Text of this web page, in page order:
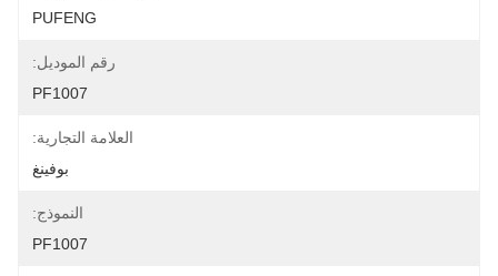
PUFENG
رقم الموديل:
PF1007
العلامة التجارية:
بوفينغ
النموذج:
PF1007